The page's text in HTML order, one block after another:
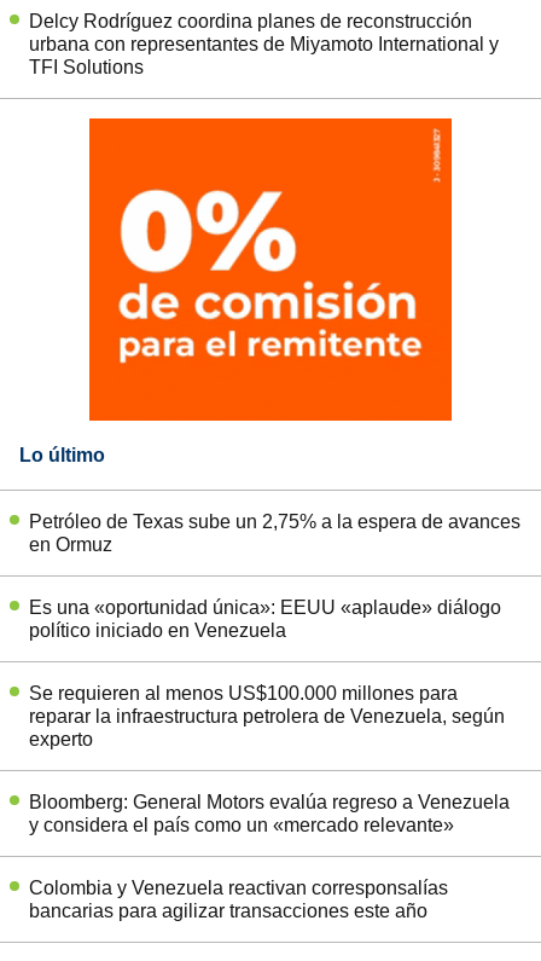
Delcy Rodríguez coordina planes de reconstrucción
urbana con representantes de Miyamoto International y
TFI Solutions
Lo último
Petróleo de Texas sube un 2,75% a la espera de avances
en Ormuz
Es una «oportunidad única»: EEUU «aplaude» diálogo
político iniciado en Venezuela
Se requieren al menos US$100.000 millones para
reparar la infraestructura petrolera de Venezuela, según
experto
Bloomberg: General Motors evalúa regreso a Venezuela
y considera el país como un «mercado relevante»
Colombia y Venezuela reactivan corresponsalías
bancarias para agilizar transacciones este año